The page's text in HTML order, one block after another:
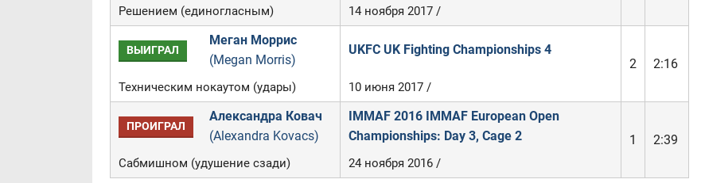
Решением (единогласным) 14 ноября 2017 /
ВЫИГРАЛ
Меган Моррис
(Megan Morris)
UKFC UK Fighting Championships 4
2
2:16
Техническим нокаутом (удары) 10 июня 2017 /
ПРОИГРАЛ
Александра Ковач
(Alexandra Kovacs)
IMMAF 2016 IMMAF European Open
Championships: Day 3, Cage 2
1 2:39
Сабмишном (удушение сзади) 24 ноября 2016 /